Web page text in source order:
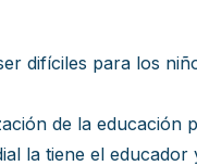
difíciles para los
de la
la tiene el